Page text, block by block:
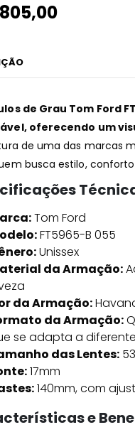
de Grau Tom Ford
oferecendo um
de uma das marcas
busca estilo,
Tom Ford
FT5965-B 055
Unissex
da Armação:
da Armação:
da Armação:
se adapta a
das Lentes:
17mm
140mm, com
e